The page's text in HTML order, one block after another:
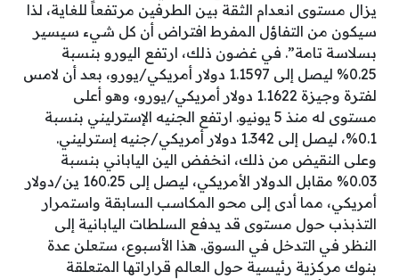
يزال مستوى انعدام الثقة بين الطرفين مرتفعاً للغاية، لذا
سيكون من التفاؤل المفرط افتراض أن كل شيء سيسير
بسلاسة تامة”. في غضون ذلك، ارتفع اليورو بنسبة
0.25% ليصل إلى 1.1597 دولار أمريكي/يورو، بعد أن لامس
لفترة وجيزة 1.1622 دولار أمريكي/يورو، وهو أعلى
مستوى له منذ 5 يونيو. ارتفع الجنيه الإسترليني بنسبة
0.1%، ليصل إلى 1.342 دولار أمريكي/جنيه إسترليني.
وعلى النقيض من ذلك، انخفض الين الياباني بنسبة
0.03% مقابل الدولار الأمريكي، ليصل إلى 160.25 ين/دولار
أمريكي، مما أدى إلى محو المكاسب السابقة واستمرار
التذبذب حول مستوى قد يدفع السلطات اليابانية إلى
النظر في التدخل في السوق. هذا الأسبوع، ستعلن عدة
بنوك مركزية رئيسية حول العالم قراراتها المتعلقة